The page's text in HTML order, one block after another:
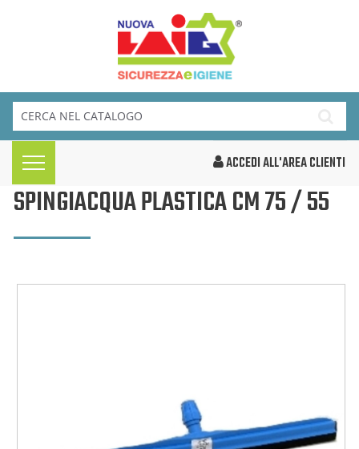
ACCEDI ALL'AREA CLIENTI
SPINGIACQUA PLASTICA CM 75 / 55